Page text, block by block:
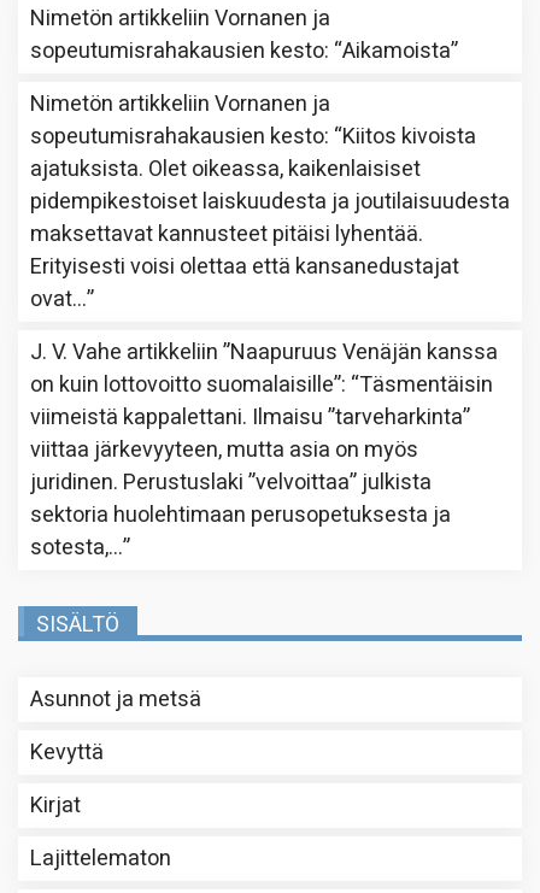
Nimetön artikkeliinVornanen ja
sopeutumisrahakausien kesto: “Aikamoista”
Nimetön artikkeliinVornanen ja
sopeutumisrahakausien kesto: “Kiitos kivoista
ajatuksista. Olet oikeassa, kaikenlaisiset
pidempikestoiset laiskuudesta ja joutilaisuudesta
maksettavat kannusteet pitäisi lyhentää.
Erityisesti voisi olettaa että kansanedustajat
ovat…”
J. V. Vahe artikkeliin”Naapuruus Venäjän kanssa
on kuin lottovoitto suomalaisille”: “Täsmentäisin
viimeistä kappalettani. Ilmaisu ”tarveharkinta”
viittaa järkevyyteen, mutta asia on myös
juridinen. Perustuslaki ”velvoittaa” julkista
sektoria huolehtimaan perusopetuksesta ja
sotesta,…”
SISÄLTÖ
Asunnot ja metsä
Kevyttä
Kirjat
Lajittelematon